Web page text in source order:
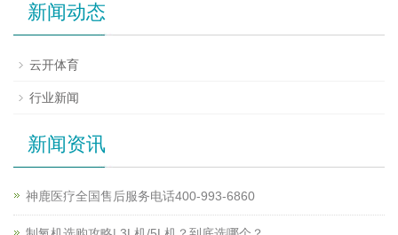
新闻动态
云开体育
行业新闻
新闻资讯
神鹿医疗全国售后服务电话400-993-6860